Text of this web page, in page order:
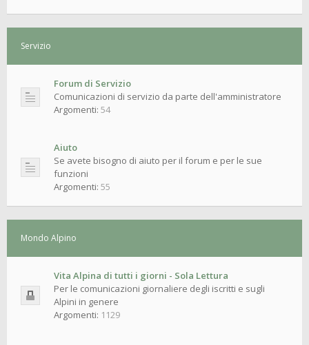
Servizio
Forum di Servizio
Comunicazioni di servizio da parte dell'amministratore
Argomenti: 54
Aiuto
Se avete bisogno di aiuto per il forum e per le sue
funzioni
Argomenti: 55
Mondo Alpino
Vita Alpina di tutti i giorni - Sola Lettura
Per le comunicazioni giornaliere degli iscritti e sugli
Alpini in genere
Argomenti: 1129